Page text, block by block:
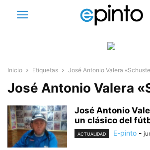
Inicio Etiquetas José Antonio Valera
José Antonio Valera
José Antonio
un clásico del
ACTUALIDAD E-pinto -